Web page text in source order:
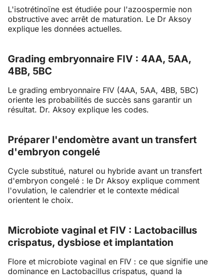
L'isotrétinoïne est étudiée pour l'azoospermie non
obstructive avec arrêt de maturation. Le Dr Aksoy
explique les données actuelles.
Grading embryonnaire FIV : 4AA, 5AA,
4BB, 5BC
Le grading embryonnaire FIV (4AA, 5AA, 4BB, 5BC)
oriente les probabilités de succès sans garantir un
résultat. Dr. Aksoy explique les codes.
Préparer l'endomètre avant un transfert
d'embryon congelé
Cycle substitué, naturel ou hybride avant un transfert
d'embryon congelé : le Dr Aksoy explique comment
l'ovulation, le calendrier et le contexte médical
orientent le choix.
Microbiote vaginal et FIV : Lactobacillus
crispatus, dysbiose et implantation
Flore et microbiote vaginal en FIV : ce que signifie une
dominance en Lactobacillus crispatus, quand la